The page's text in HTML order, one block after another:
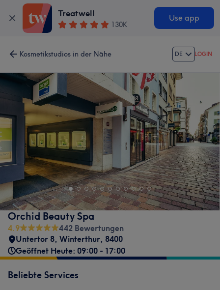
Treatwell
130K
Use app
Kosmetikstudios in der Nähe DE LOGIN
Orchid Beauty Spa
4.9
442 Bewertungen
Untertor 8, Winterthur, 8400
Geöffnet Heute: 09:00 - 17:00
Beliebte Services